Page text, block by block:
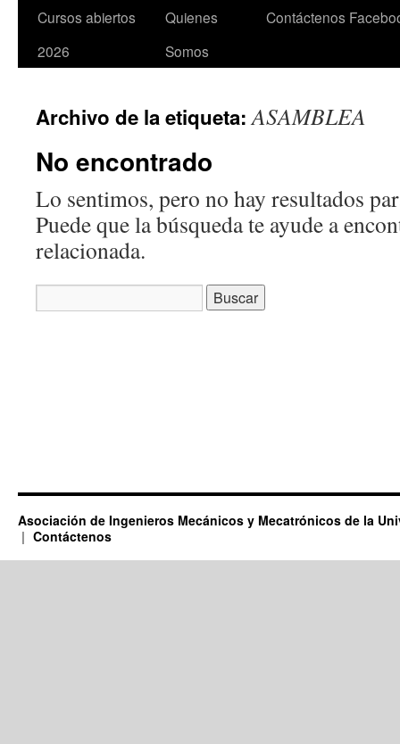
Cursos abiertos
2026
Quienes
Somos
Contáctenos
Archivo de la etiqueta:ASAMBLEA
No encontrado
Lo sentimos, pero no hay resultados
Puede que la búsqueda te ayude a
relacionada.
Asociación de Ingenieros Mecánicos y Mecatrónicos de la
Contáctenos